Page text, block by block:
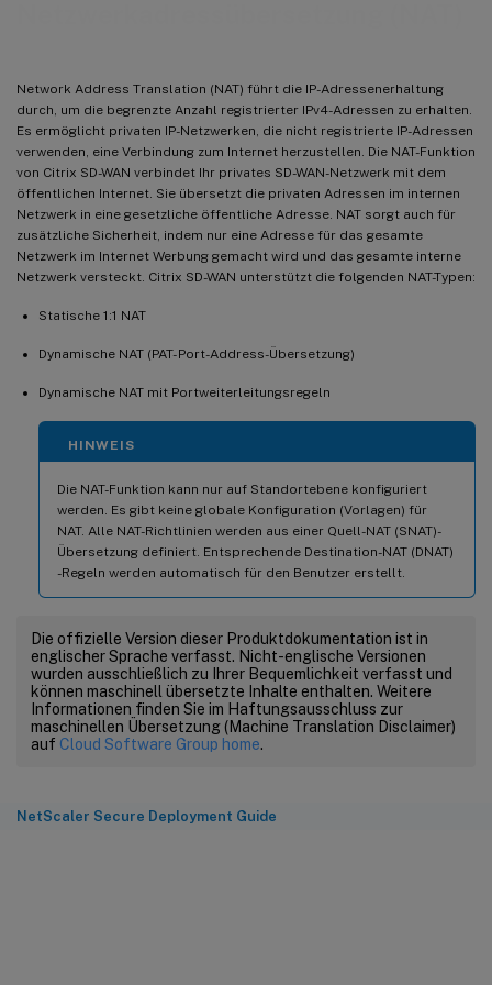
Network Address Translation (NAT) führt die IP-Adressenerhaltung
durch, um die begrenzte Anzahl registrierter IPv4-Adressen zu erhalten.
Es ermöglicht privaten IP-Netzwerken, die nicht registrierte IP-Adressen
verwenden, eine Verbindung zum Internet herzustellen. Die NAT-Funktion
von Citrix SD-WAN verbindet Ihr privates SD-WAN-Netzwerk mit dem
öffentlichen Internet. Sie übersetzt die privaten Adressen im internen
Netzwerk in eine gesetzliche öffentliche Adresse. NAT sorgt auch für
zusätzliche Sicherheit, indem nur eine Adresse für das gesamte
Netzwerk im Internet Werbung gemacht wird und das gesamte interne
Netzwerk versteckt. Citrix SD-WAN unterstützt die folgenden NAT-Typen:
Statische 1:1 NAT
Dynamische NAT (PAT- Port-Address-Übersetzung)
Dynamische NAT mit Portweiterleitungsregeln
HINWEIS
Die NAT-Funktion kann nur auf Standortebene konfiguriert
werden. Es gibt keine globale Konfiguration (Vorlagen) für
NAT. Alle NAT-Richtlinien werden aus einer Quell-NAT (SNAT)-
Übersetzung definiert. Entsprechende Destination-NAT (DNAT)
-Regeln werden automatisch für den Benutzer erstellt.
Die offizielle Version dieser Produktdokumentation ist in
englischer Sprache verfasst. Nicht-englische Versionen
wurden ausschließlich zu Ihrer Bequemlichkeit verfasst und
können maschinell übersetzte Inhalte enthalten. Weitere
Informationen finden Sie im Haftungsausschluss zur
maschinellen Übersetzung (Machine Translation Disclaimer)
auf Cloud Software Group home.
NetScaler Secure Deployment Guide